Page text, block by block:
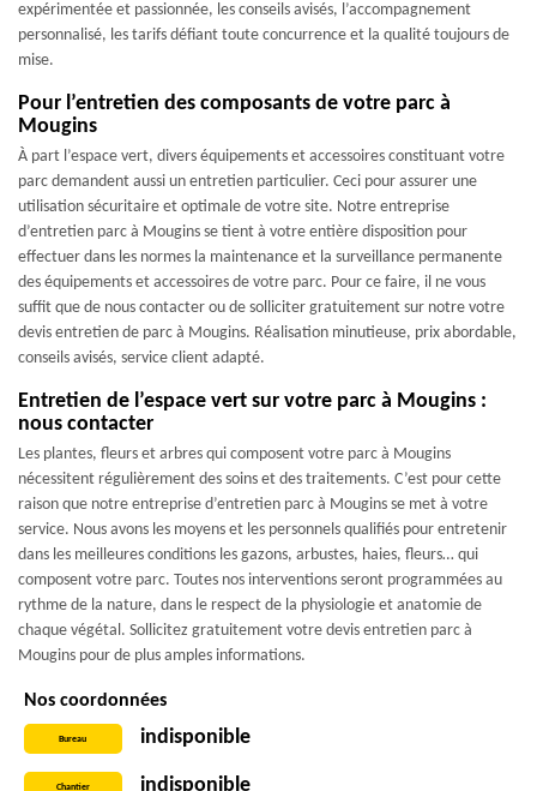
expérimentée et passionnée, les conseils avisés, l’accompagnement
personnalisé, les tarifs défiant toute concurrence et la qualité toujours de
mise.
Pour l’entretien des composants de votre parc à
Mougins
À part l’espace vert, divers équipements et accessoires constituant votre
parc demandent aussi un entretien particulier. Ceci pour assurer une
utilisation sécuritaire et optimale de votre site. Notre entreprise
d’entretien parc à Mougins se tient à votre entière disposition pour
effectuer dans les normes la maintenance et la surveillance permanente
des équipements et accessoires de votre parc. Pour ce faire, il ne vous
suffit que de nous contacter ou de solliciter gratuitement sur notre votre
devis entretien de parc à Mougins. Réalisation minutieuse, prix abordable,
conseils avisés, service client adapté.
Entretien de l’espace vert sur votre parc à Mougins :
nous contacter
Les plantes, fleurs et arbres qui composent votre parc à Mougins
nécessitent régulièrement des soins et des traitements. C’est pour cette
raison que notre entreprise d’entretien parc à Mougins se met à votre
service. Nous avons les moyens et les personnels qualifiés pour entretenir
dans les meilleures conditions les gazons, arbustes, haies, fleurs… qui
composent votre parc. Toutes nos interventions seront programmées au
rythme de la nature, dans le respect de la physiologie et anatomie de
chaque végétal. Sollicitez gratuitement votre devis entretien parc à
Mougins pour de plus amples informations.
Nos coordonnées
Bureau indisponible
Chantier indisponible